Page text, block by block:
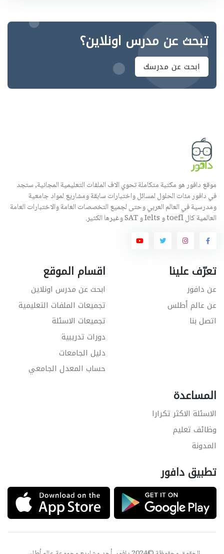
تبحث عن مدرس اونلاين؟
ابحث عن مدرسك
موقع دافور هو مكتبة متكاملة تحوي الاف الملفات التعليمية المجانية, ستجد
في دافور مئات الحلول لمسائل واختبارات سابقة ومشاريع لمواد جامعية
ومدرسية في العالم العربي وحتى لجميع التخصصات العامة والاختبارات العامة
العالمية كال toefl و Ielts و SAT وغيرها الكثير.
تعرّف علينا
عن دافور
عن عالم أطلس
اتصل بنا
اقسام الموقع
ابحث عن مدرس اونلاين
تجميعات الملفات التعليمية
تجميعات الاسئلة
دورات تدريبية
دليل الجامعات
حساب المعدل الجامعي
المساعدة
الاسئلة الاكثر تكرارا
وظائف تعليم
المدونة
تطبيق دافور